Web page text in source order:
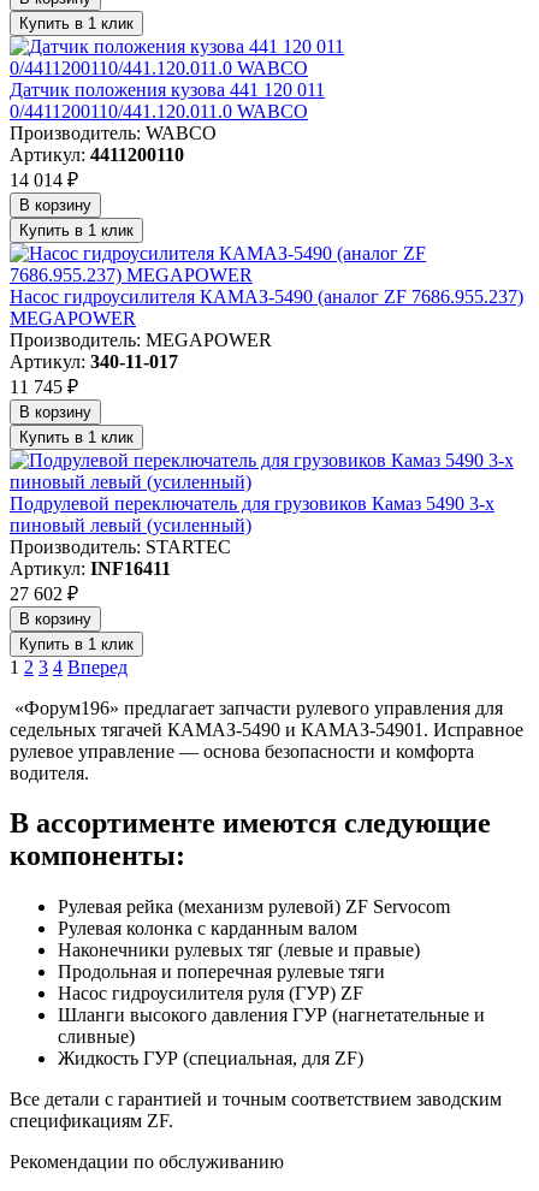
Купить в 1 клик
Датчик положения кузова 441 120 011
0/4411200110/441.120.011.0 WABCO
Производитель: WABCO
Артикул: 4411200110
14 014 ₽
В корзину
Купить в 1 клик
Насос гидроусилителя КАМАЗ-5490 (аналог ZF 7686.955.237)
MEGAPOWER
Производитель: MEGAPOWER
Артикул: 340-11-017
11 745 ₽
В корзину
Купить в 1 клик
Подрулевой переключатель для грузовиков Камаз 5490 3-х
пиновый левый (усиленный)
Производитель: STARTEC
Артикул: INF16411
27 602 ₽
В корзину
Купить в 1 клик
1 2 3 4 Вперед
«Форум196» предлагает запчасти рулевого управления для
седельных тягачей КАМАЗ-5490 и КАМАЗ-54901. Исправное
рулевое управление — основа безопасности и комфорта
водителя.
В ассортименте имеются следующие
компоненты:
Рулевая рейка (механизм рулевой) ZF Servocom
Рулевая колонка с карданным валом
Наконечники рулевых тяг (левые и правые)
Продольная и поперечная рулевые тяги
Насос гидроусилителя руля (ГУР) ZF
Шланги высокого давления ГУР (нагнетательные и
сливные)
Жидкость ГУР (специальная, для ZF)
Все детали с гарантией и точным соответствием заводским
спецификациям ZF.
Рекомендации по обслуживанию